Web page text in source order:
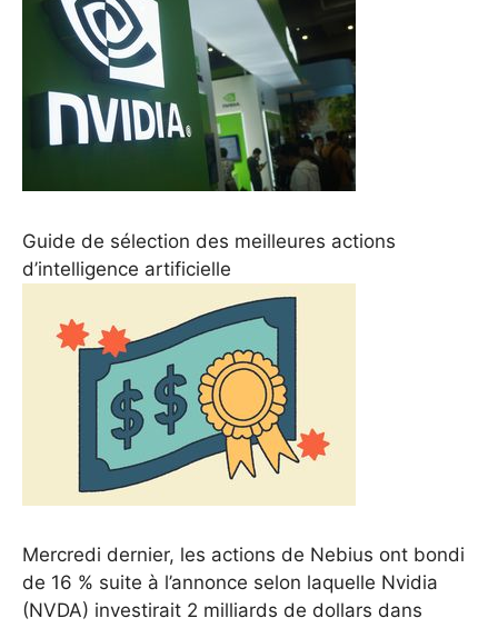
Guide de sélection des meilleures actions
d’intelligence artificielle
Mercredi dernier, les actions de Nebius ont bondi
de 16 % suite à l’annonce selon laquelle Nvidia
(NVDA) investirait 2 milliards de dollars dans